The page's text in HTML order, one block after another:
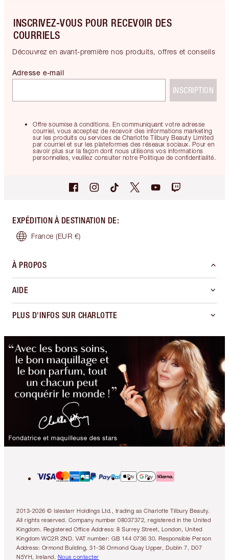
INSCRIVEZ-VOUS POUR RECEVOIR DES
COURRIELS
Découvrez en avant-première nos produits, offres et conseils
Offre soumise à conditions. En communiquant votre adresse
courriel, vous acceptez de recevoir des informations marketing
sur les produits ou services de Charlotte Tilbury Beauty Limited
par courriel et sur les plateformes des réseaux sociaux. Pour en
savoir plus sur la façon dont nous utilisons vos informations
personnelles, veuillez consulter notre Politique de confidentialité.
Adresse e-mail
INSCRIPTION
EXPÉDITION À DESTINATION DE:
France (EUR €)
À PROPOS
AIDE
PLUS D'INFOS SUR CHARLOTTE
2013-2026 © Islestarr Holdings Ltd., trading as Charlotte Tilbury Beauty.
All rights reserved. Company number 08037372, registered in the United
Kingdom. Registered Office Address: 8 Surrey Street, London, United
Kingdom WC2R 2ND. VAT number: GB 144 0736 30. Responsible Person
Address: Ormond Building, 31-36 Ormond Quay Upper, Dublin 7, D07
N5YH, Ireland. Nous contacter